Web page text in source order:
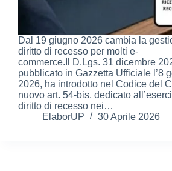
Dal 19 giugno 2026 cambia la
diritto di recesso per molti e-
commerce.Il D.Lgs. 31 dicembre
pubblicato in Gazzetta Ufficiale l’8
2026, ha introdotto nel Codice del
nuovo art. 54-bis, dedicato
diritto di recesso nei…
ElaborUP
30 Aprile 2026